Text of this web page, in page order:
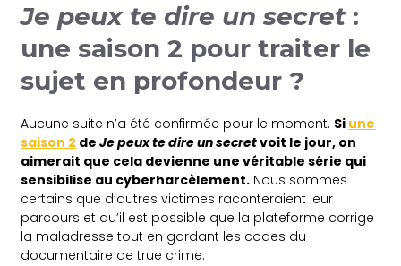
Je peux te dire un secret :
une saison 2 pour traiter le
sujet en profondeur ?
Aucune suite n’a été confirmée pour le moment. Si une
saison 2 deJe peux te dire un secretvoit le jour, on
aimerait que cela devienne une véritable série qui
sensibilise au cyberharcèlement. Nous sommes
certains que d’autres victimes raconteraient leur
parcours et qu’il est possible que la plateforme corrige
la maladresse tout en gardant les codes du
documentaire de true crime.